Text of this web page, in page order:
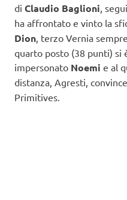
di Claudio Baglioni ,
ha affrontato e vinto la
Dion , terzo Vernia
quarto posto (38 punti) si
impersonato Noemi e al
distanza, Agresti,
Primitives.